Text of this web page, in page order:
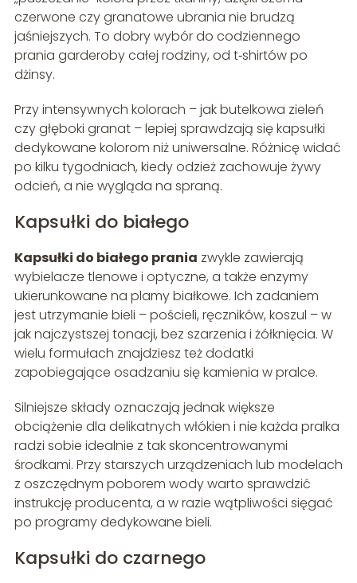
czerwone czy granatowe ubrania nie brudzą
jaśniejszych. To dobry wybór do codziennego
prania garderoby całej rodziny, od t‑shirtów po
dżinsy.
Przy intensywnych kolorach – jak butelkowa zieleń
czy głęboki granat – lepiej sprawdzają się kapsułki
dedykowane kolorom niż uniwersalne. Różnicę widać
po kilku tygodniach, kiedy odzież zachowuje żywy
odcień, a nie wygląda na spraną.
Kapsułki do białego
Kapsułki do białego prania zwykle zawierają
wybielacze tlenowe i optyczne, a także enzymy
ukierunkowane na plamy białkowe. Ich zadaniem
jest utrzymanie bieli – pościeli, ręczników, koszul – w
jak najczystszej tonacji, bez szarzenia i żółknięcia. W
wielu formułach znajdziesz też dodatki
zapobiegające osadzaniu się kamienia w pralce.
Silniejsze składy oznaczają jednak większe
obciążenie dla delikatnych włókien i nie każda pralka
radzi sobie idealnie z tak skoncentrowanymi
środkami. Przy starszych urządzeniach lub modelach
z oszczędnym poborem wody warto sprawdzić
instrukcję producenta, a w razie wątpliwości sięgać
po programy dedykowane bieli.
Kapsułki do czarnego